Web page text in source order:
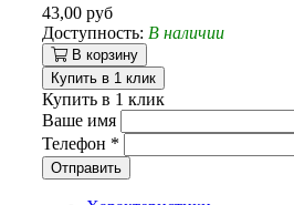
43,00 руб
Доступность: В наличии
В корзину
Купить в 1 клик
Купить в 1 клик
Ваше имя
Телефон *
Отправить